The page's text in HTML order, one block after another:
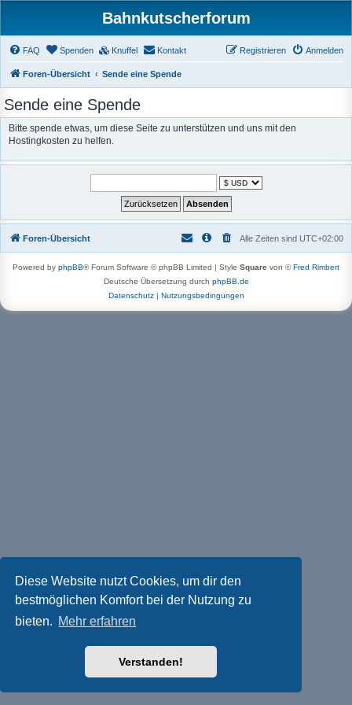
Diese Website nutzt Cookies, um dir den
bestmöglichen Komfort bei der Nutzung zu
bieten. Mehr erfahren
Verstanden!
Bahnkutscherforum
FAQ Spenden Knuffel Kontakt Anmelden
Registrieren
Foren-Übersicht Sende eine Spende
Sende eine Spende
Bitte spende etwas, um diese Seite zu unterstützen und uns mit den
Hostingkosten zu helfen.
Foren-Übersicht Alle Zeiten sind UTC+02:00
Powered by phpBB® Forum Software © phpBB Limited | Style Square von ©Fred Rimbert
Deutsche Übersetzung durch phpBB.de
Datenschutz| Nutzungsbedingungen